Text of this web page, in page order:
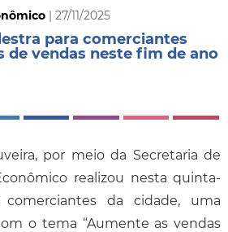
| 27/11/2025
para comerciantes
de vendas neste fim de ano
por meio da Secretaria de
realizou nesta quinta-
da cidade, uma
o tema “Aumente as vendas